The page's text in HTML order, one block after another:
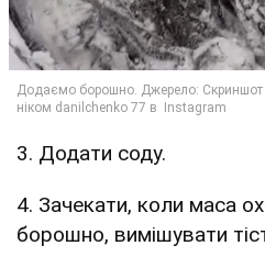
3. Додати соду.
4. Зачекати, коли маса
борошно, вимішувати